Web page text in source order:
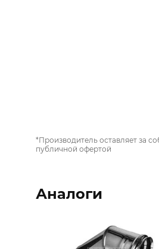
*Производитель оставляет за
публичной офертой
Аналоги